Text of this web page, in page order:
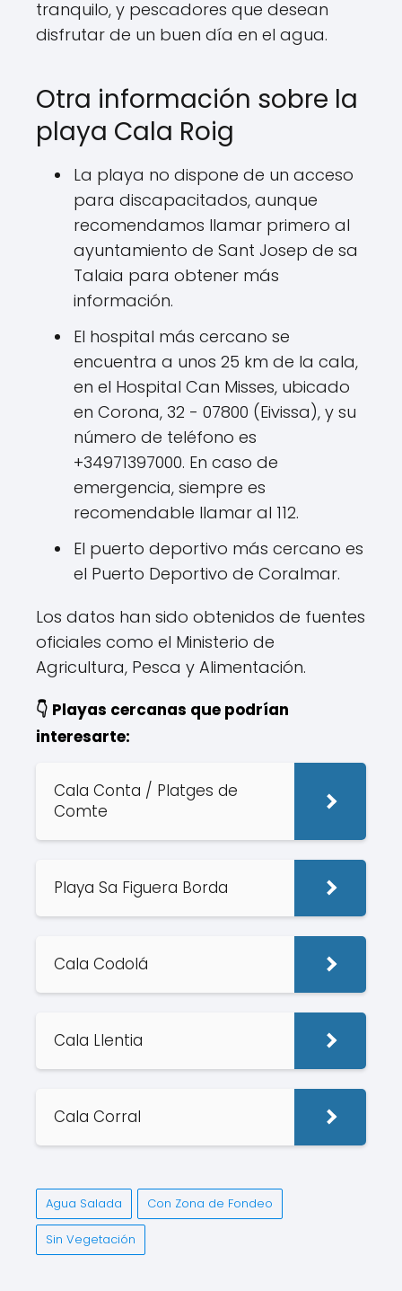
tranquilo, y pescadores que desean
disfrutar de un buen día en el agua.
Otra información sobre la
playa Cala Roig
La playa no dispone de un acceso
para discapacitados, aunque
recomendamos llamar primero al
ayuntamiento de Sant Josep de sa
Talaia para obtener más
información.
El hospital más cercano se
encuentra a unos 25 km de la cala,
en el Hospital Can Misses, ubicado
en Corona, 32 - 07800 (Eivissa), y su
número de teléfono es
+34971397000. En caso de
emergencia, siempre es
recomendable llamar al 112.
El puerto deportivo más cercano es
el Puerto Deportivo de Coralmar.
Los datos han sido obtenidos de fuentes
oficiales como el Ministerio de
Agricultura, Pesca y Alimentación.
👇 Playas cercanas que podrían
interesarte:
Cala Conta / Platges de
Comte
Playa Sa Figuera Borda
Cala Codolá
Cala Llentia
Cala Corral
Agua Salada Con Zona de Fondeo
Sin Vegetación